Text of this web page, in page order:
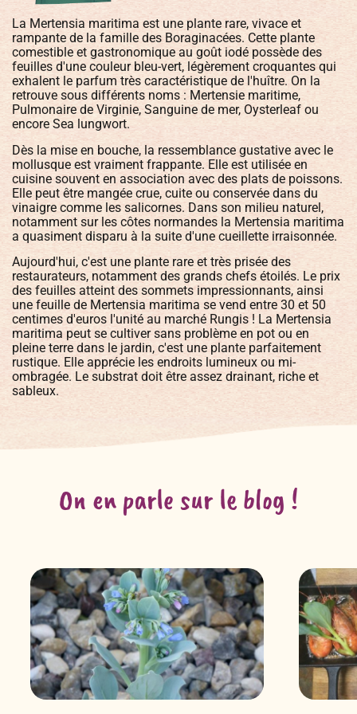
La Mertensia maritima est une plante rare, vivace et
rampante de la famille des Boraginacées. Cette plante
comestible et gastronomique au goût iodé possède des
feuilles d'une couleur bleu-vert, légèrement croquantes qui
exhalent le parfum très caractéristique de l'huître. On la
retrouve sous différents noms : Mertensie maritime,
Pulmonaire de Virginie, Sanguine de mer, Oysterleaf ou
encore Sea lungwort.
Dès la mise en bouche, la ressemblance gustative avec le
mollusque est vraiment frappante. Elle est utilisée en
cuisine souvent en association avec des plats de poissons.
Elle peut être mangée crue, cuite ou conservée dans du
vinaigre comme les salicornes. Dans son milieu naturel,
notamment sur les côtes normandes la Mertensia maritima
a quasiment disparu à la suite d'une cueillette irraisonnée.
Aujourd'hui, c'est une plante rare et très prisée des
restaurateurs, notamment des grands chefs étoilés. Le prix
des feuilles atteint des sommets impressionnants, ainsi
une feuille de Mertensia maritima se vend entre 30 et 50
centimes d'euros l'unité au marché Rungis ! La Mertensia
maritima peut se cultiver sans problème en pot ou en
pleine terre dans le jardin, c'est une plante parfaitement
rustique. Elle apprécie les endroits lumineux ou mi-
ombragée. Le substrat doit être assez drainant, riche et
sableux.
On en parle sur le blog !